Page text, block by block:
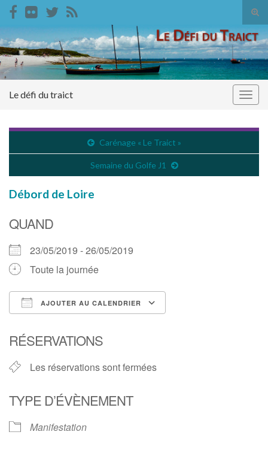
Search for:
Le défi du traict
Carénage « Le Traict »
Semaine du Golfe J1
Débord de Loire
QUAND
23/05/2019 - 26/05/2019
Toute la journée
AJOUTER AU CALENDRIER
RÉSERVATIONS
Les réservations sont fermées
TYPE D’ÉVÈNEMENT
Manifestation